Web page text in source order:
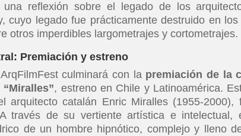
una reflexión sobre el legado de los
cuyo legado fue prácticamente destruido en
otros imperdibles largometrajes y cortometrajes.
Premiación y estreno
culminará con la premiación de la
“Miralles”, estreno en Chile y Latinoamérica.
arquitecto catalán Enric Miralles (1955-
través de su vertiente artística e intelectual,
de un hombre hipnótico, complejo y lleno